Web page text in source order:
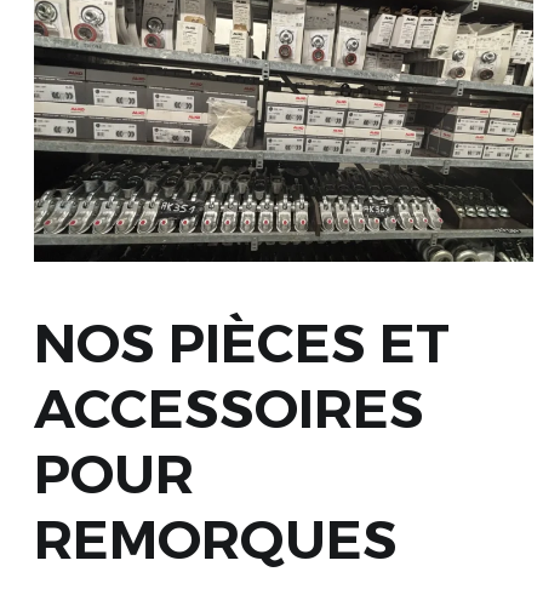
NOS PIÈCES ET
ACCESSOIRES
POUR
REMORQUES